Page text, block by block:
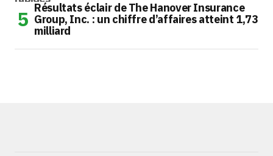
Résultats éclair de The Hanover Insurance
Group, Inc. : un chiffre d’affaires atteint 1,73
milliard